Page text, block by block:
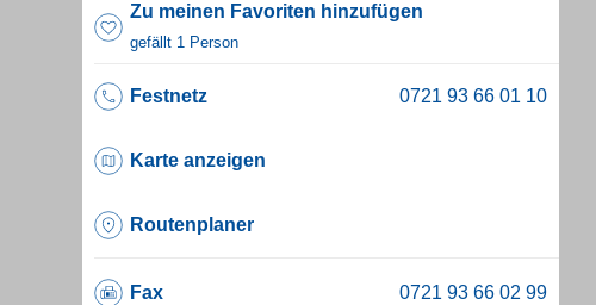
Zu meinen Favoriten hinzufügen
gefällt 1 Person
Festnetz
Karte anzeigen
Routenplaner
Fax